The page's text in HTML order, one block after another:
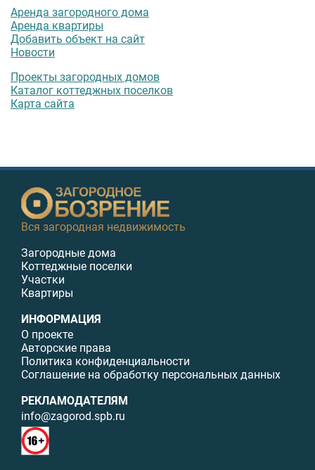
Аренда загородного дома
Аренда квартиры
Добавить объект на сайт
Новости
Проекты загородных домов
Каталог коттеджных поселков
Карта сайта
Вся загородная недвижимость
Загородные дома
Коттеджные поселки
Участки
Квартиры
ИНФОРМАЦИЯ
О проекте
Авторские права
Политика конфиденциальности
Соглашение на обработку персональных данных
РЕКЛАМОДАТЕЛЯМ
info@zagorod.spb.ru